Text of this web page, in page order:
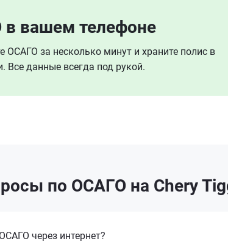
вашем телефоне
ОСАГО за несколько минут и храните полис в
Все данные всегда под рукой.
по ОСАГО на Chery
через интернет?